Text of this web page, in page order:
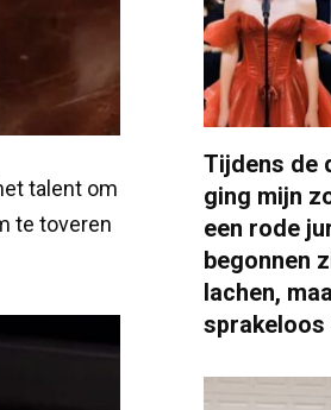
talent om
te toveren
Tijdens de
ging mijn
een rode
begonnen
lachen,
sprakeloos